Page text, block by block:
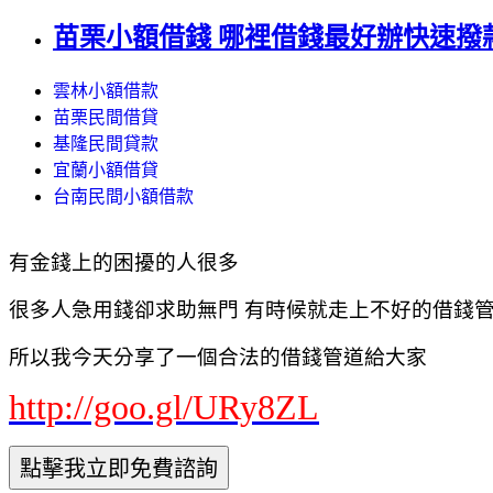
苗栗小額借錢 哪裡借錢最好辦快速撥
雲林小額借款
苗栗民間借貸
基隆民間貸款
宜蘭小額借貸
台南民間小額借款
有金錢上的困擾的人很多
很多人急用錢卻求助無門 有時候就走上不好的借錢
所以我今天分享了一個合法的借錢管道給大家
http://goo.gl/URy8ZL